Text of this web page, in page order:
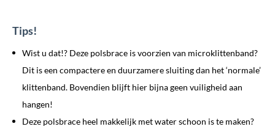
Tips!
Wist u dat!? Deze polsbrace is voorzien van microklittenband?
Dit is een compactere en duurzamere sluiting dan het ‘normale’
klittenband. Bovendien blijft hier bijna geen vuiligheid aan
hangen!
Deze polsbrace heel makkelijk met water schoon is te maken?